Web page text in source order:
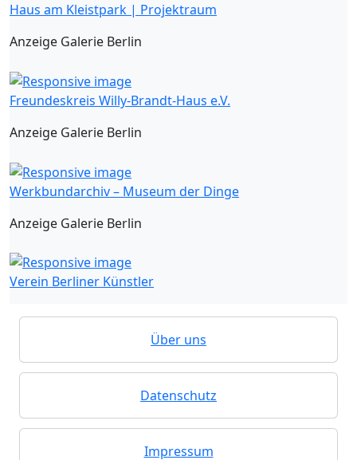
Haus am Kleistpark | Projektraum
Anzeige Galerie Berlin
Freundeskreis Willy-Brandt-Haus e.V.
Anzeige Galerie Berlin
Werkbundarchiv – Museum der Dinge
Anzeige Galerie Berlin
Verein Berliner Künstler
Über uns
Datenschutz
Impressum